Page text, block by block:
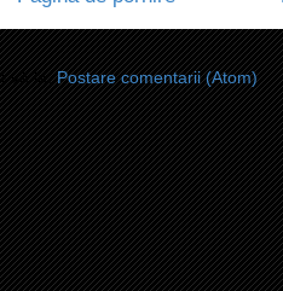
vă la:Postare comentarii (Atom)